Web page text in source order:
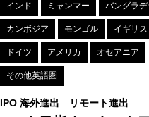
インド ミャンマー バングラ
カンボジア モンゴル イギリス
ドイツ アメリカ オセアニア
その他英語圏
IPO 海外進出 リモート進出